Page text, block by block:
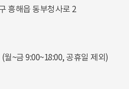
흥해읍 동부청사로 2
(월~금 9:00~18:00, 공휴일 제외)